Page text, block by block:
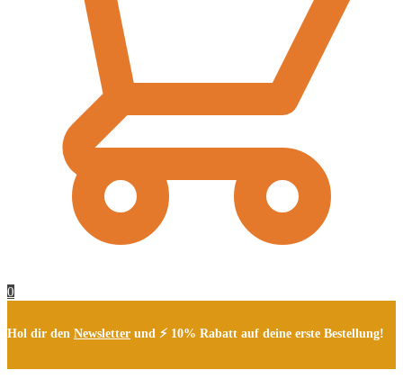
0
Hol dir den Newsletter und ⚡ 10% Rabatt auf deine erste Bestellung!